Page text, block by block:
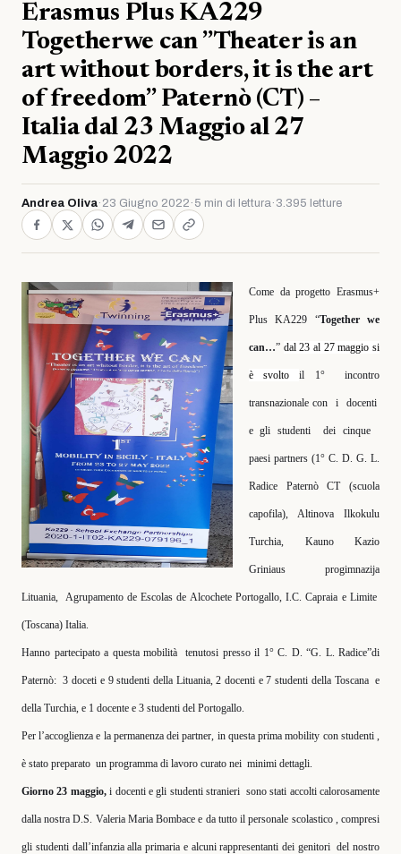
Erasmus Plus KA229
Togetherwe can ”Theater is an
art without borders, it is the art
of freedom” Paternò (CT) –
Italia dal 23 Maggio al 27
Maggio 2022
Andrea Oliva· 23 Giugno 2022 · 5 min di lettura· 3.395 letture
Come da progetto Erasmus+
Plus KA229 “Together we
can…” dal 23 al 27 maggio si
è svoltoil 1° incontro
transnazionale con i docenti
e gli studenti dei cinque
paesi partners (1° C. D. G. L.
Radice Paternò CT (scuola
capofila), Altinova Ilkokulu
Turchia, Kauno Kazio
Griniaus progimnazija
Lituania, Agrupamento de Escolas de Alcochete Portogallo, I.C. Capraia e Limite
(Toscana) Italia.
Hanno partecipato a questa mobilità tenutosi presso il 1° C. D. “G. L. Radice”di
Paternò: 3 doceti e 9 studenti della Lituania, 2 docenti e 7 studenti della Toscana e
della Turchia, e 1 docente e 3 studenti del Portogallo.
Per l’accoglienza e la permanenza dei partner, in questa prima mobility con studenti ,
è stato preparato un programma di lavoro curato nei minimi dettagli.
Giorno 23 maggio,i docenti e gli studenti stranieri sono stati accolti calorosamente
dalla nostra D.S. Valeria Maria Bombace e da tutto il personale scolastico , compresi
gli studenti dall’infanzia alla primaria e alcuni rappresentanti dei genitori del nostro